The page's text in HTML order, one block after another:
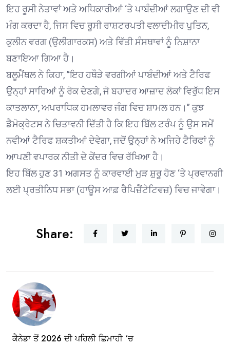
ਇਹ ਰੂਸੀ ਨੇਤਾਵਾਂ ਅਤੇ ਅਧਿਕਾਰੀਆਂ ‘ਤੇ ਪਾਬੰਦੀਆਂ ਲਗਾਉਣ ਦੀ ਵੀ
ਮੰਗ ਕਰਦਾ ਹੈ, ਜਿਸ ਵਿਚ ਰੂਸੀ ਰਾਸ਼ਟਰਪਤੀ ਵਲਾਦੀਮੀਰ ਪੁਤਿਨ,
ਕੁਲੀਨ ਵਰਗ (ਉਲੀਗਾਰਕਸ) ਅਤੇ ਵਿੱਤੀ ਸੰਸਥਾਵਾਂ ਨੂੰ ਨਿਸ਼ਾਨਾ
ਬਣਾਇਆ ਗਿਆ ਹੈ।
ਬਲੂਮੈਂਥਲ ਨੇ ਕਿਹਾ, ”ਇਹ ਹਥੌੜੇ ਵਰਗੀਆਂ ਪਾਬੰਦੀਆਂ ਅਤੇ ਟੈਰਿਫ
ਉਨ੍ਹਾਂ ਸਾਰਿਆਂ ਨੂੰ ਰੋਕ ਦੇਣਗੇ, ਜੋ ਬਹਾਦਰ ਆਜ਼ਾਦ ਲੋਕਾਂ ਵਿਰੁੱਧ ਇਸ
ਕਾਤਲਾਨਾ, ਅਪਰਾਧਿਕ ਹਮਲਾਵਰ ਜੰਗ ਵਿਚ ਸ਼ਾਮਲ ਹਨ।” ਕੁਝ
ਡੈਮੋਕ੍ਰੇਟਸ ਨੇ ਚਿਤਾਵਨੀ ਦਿੱਤੀ ਹੈ ਕਿ ਇਹ ਬਿੱਲ ਟਰੰਪ ਨੂੰ ਉਸ ਸਮੇਂ
ਨਵੀਆਂ ਟੈਰਿਫ ਸ਼ਕਤੀਆਂ ਦੇਵੇਗਾ, ਜਦੋਂ ਉਨ੍ਹਾਂ ਨੇ ਅਜਿਹੇ ਟੈਰਿਫਾਂ ਨੂੰ
ਆਪਣੀ ਵਪਾਰਕ ਨੀਤੀ ਦੇ ਕੇਂਦਰ ਵਿਚ ਰੱਖਿਆ ਹੈ।
ਇਹ ਬਿੱਲ ਹੁਣ 31 ਅਗਸਤ ਨੂੰ ਕਾਰਵਾਈ ਮੁੜ ਸ਼ੁਰੂ ਹੋਣ ‘ਤੇ ਪ੍ਰਵਾਨਗੀ
ਲਈ ਪ੍ਰਤੀਨਿਧ ਸਭਾ (ਹਾਊਸ ਆਫ਼ ਰੈਪਿਜ਼ੈਂਟੇਟਿਵਜ਼) ਵਿਚ ਜਾਵੇਗਾ।
Share:
ਕੈਨੇਡਾ ਤੋਂ 2026 ਦੀ ਪਹਿਲੀ ਛਿਮਾਹੀ ‘ਚ